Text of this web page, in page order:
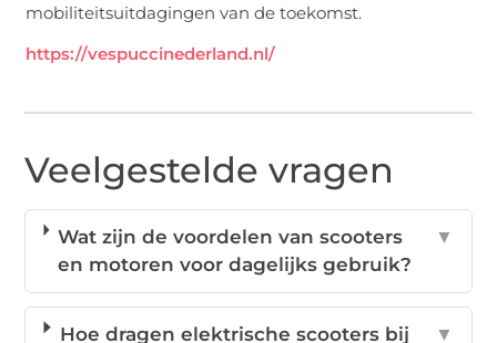
mobiliteitsuitdagingen van de toekomst.
https://vespuccinederland.nl/
Veelgestelde vragen
Wat zijn de voordelen van scooters
en motoren voor dagelijks gebruik?
▼
Hoe dragen elektrische scooters bij ▼